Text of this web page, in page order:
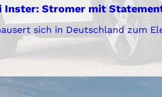
Inster: Stromer mit
sich in Deutschland zum